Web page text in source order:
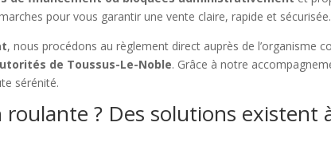
pour vous garantir une vente claire, rapide et sécurisée.
, nous procédons au règlement direct auprès de l’organisme
de Toussus-Le-Noble. Grâce à notre
sérénité.
? Des solutions existent